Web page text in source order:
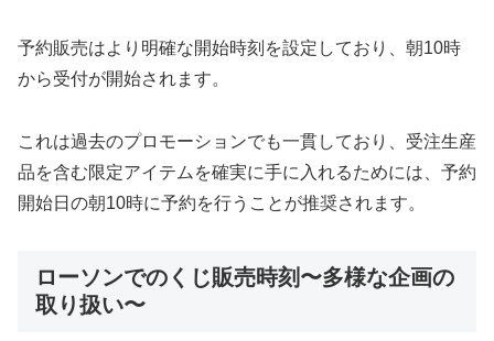
予約販売はより明確な開始時刻を設定しており、朝10時
から受付が開始されます。
これは過去のプロモーションでも一貫しており、受注生産
品を含む限定アイテムを確実に手に入れるためには、予約
開始日の朝10時に予約を行うことが推奨されます。
ローソンでのくじ販売時刻〜多様な企画の
取り扱い〜